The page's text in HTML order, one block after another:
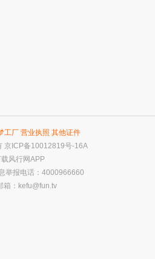
工厂 营业执照 其他证件
京ICP备10012819号-16A
风行网APP
举报电话：4000966660
箱： kefu@fun.tv